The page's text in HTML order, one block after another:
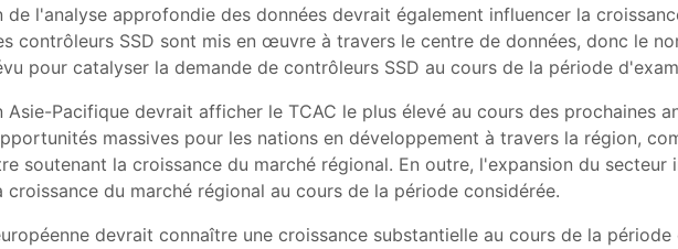
l'analyse approfondie des données devrait également influencer la
contrôleurs SSD sont mis en œuvre à travers le centre de données, donc le
pour catalyser la demande de contrôleurs SSD au cours de la période
Pacifique devrait afficher le TCAC le plus élevé au cours des prochaines
massives pour les nations en développement à travers la région,
soutenant la croissance du marché régional. En outre, l'expansion du secteur
du marché régional au cours de la période considérée.
devrait connaître une croissance substantielle au cours de la période